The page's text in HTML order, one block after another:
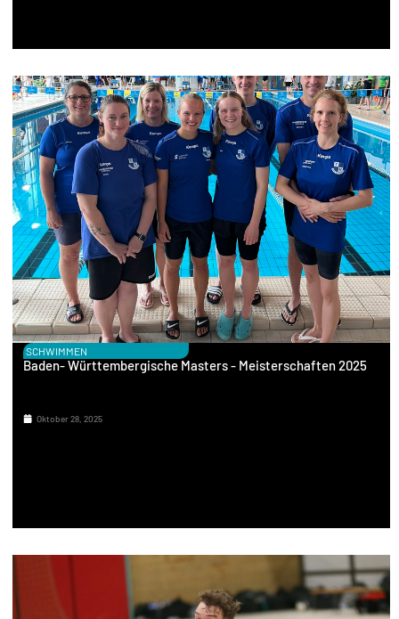
SCHWIMMEN
Baden- Württembergische Masters - Meisterschaften 2025
Oktober 28, 2025